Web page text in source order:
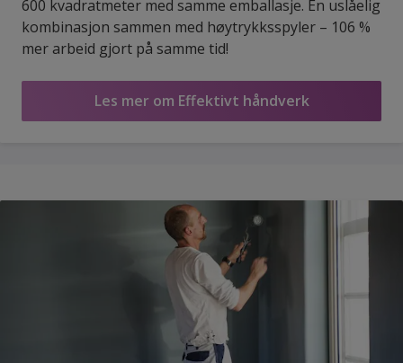
600 kvadratmeter med samme emballasje. En uslåelig
kombinasjon sammen med høytrykksspyler – 106 %
mer arbeid gjort på samme tid!
Les mer om Effektivt håndverk